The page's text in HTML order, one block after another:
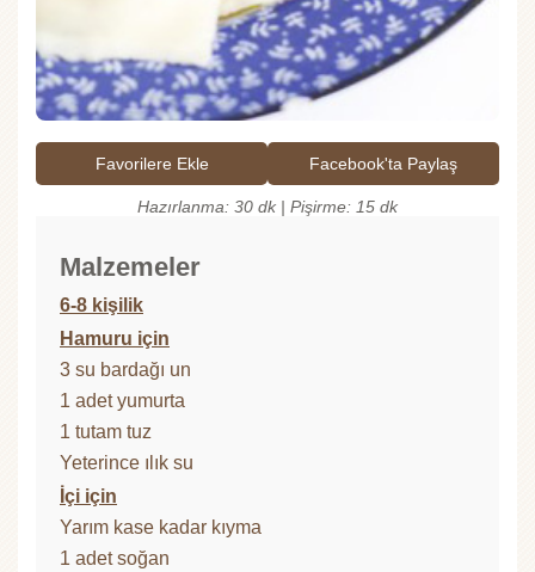
Favorilere Ekle Facebook'ta Paylaş
Hazırlanma: 30 dk | Pişirme: 15 dk
Malzemeler
6-8 kişilik
Hamuru için
3 su bardağı un
1 adet yumurta
1 tutam tuz
Yeterince ılık su
İçi için
Yarım kase kadar kıyma
1 adet soğan